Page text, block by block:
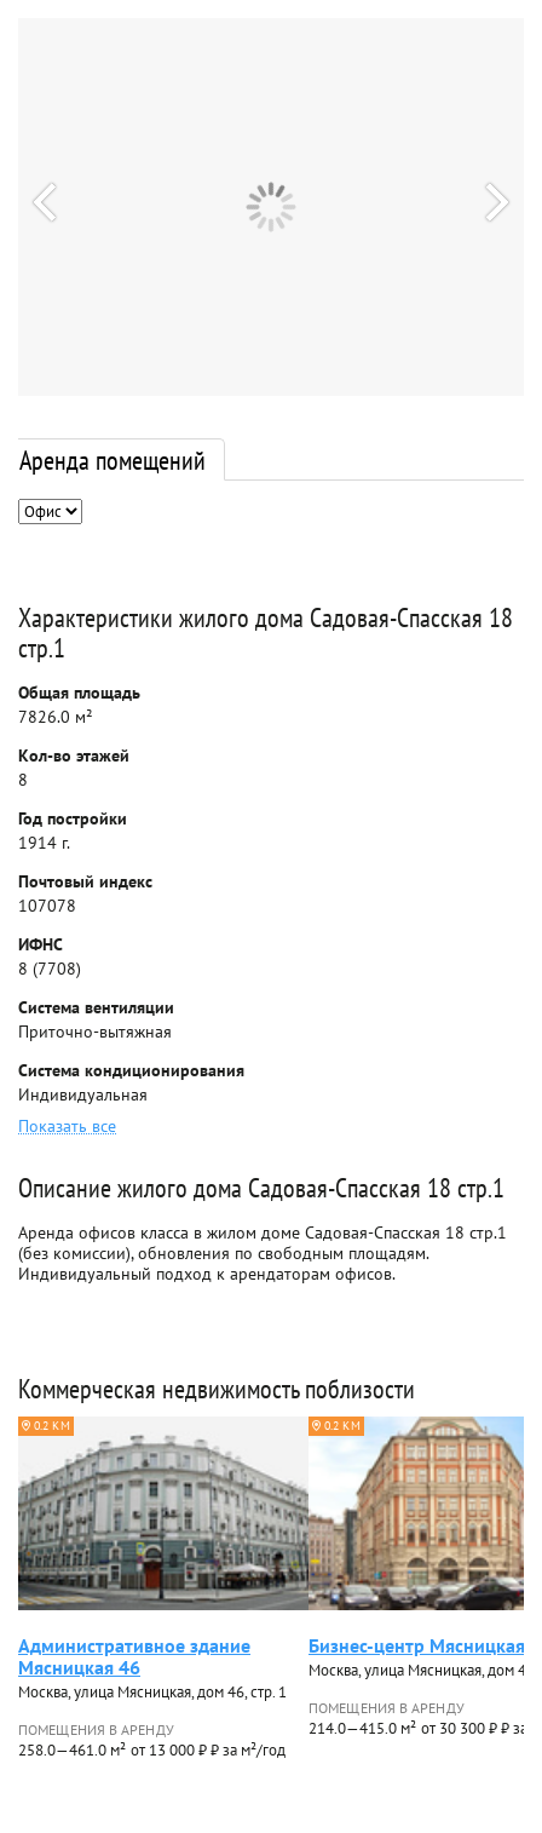
Аренда помещений
Характеристики жилого дома Садовая-Спасская 18
стр.1
Общая площадь
7826.0 м²
Кол-во этажей
8
Год постройки
1914 г.
Почтовый индекс
107078
ИФНС
8 (7708)
Система вентиляции
Приточно-вытяжная
Система кондиционирования
Индивидуальная
Показать все
Описание жилого дома Садовая-Спасская 18 стр.1
Аренда офисов класса в жилом доме Садовая-Спасская 18 стр.1
(без комиссии), обновления по свободным площадям.
Индивидуальный подход к арендаторам офисов.
Коммерческая недвижимость поблизости
0.2 КМ
Административное здание
Мясницкая 46
Москва, улица Мясницкая, дом 46, стр. 1
ПОМЕЩЕНИЯ В АРЕНДУ
258.0—461.0 м² от 13 000 ₽ ₽ за м²/год
0.2 КМ
Бизнес-центр Мясницкая
Москва, улица Мясницкая, дом 48
ПОМЕЩЕНИЯ В АРЕНДУ
214.0—415.0 м² от 30 300 ₽ ₽ за